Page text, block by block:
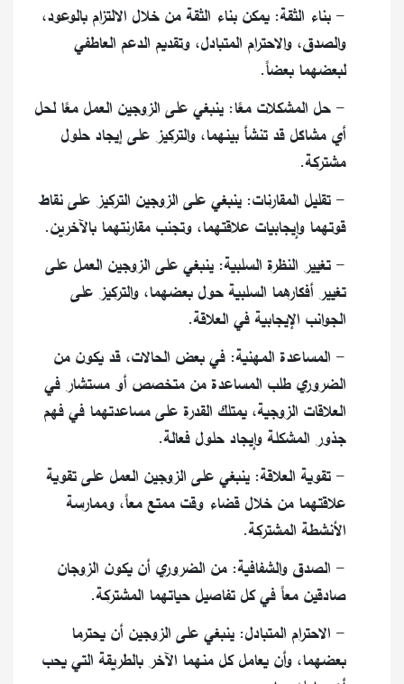
- بناء الثقة: يمكن بناء الثقة من خلال الالتزام بالوعود،
والصدق، والاحترام المتبادل، وتقديم الدعم العاطفي
لبعضهما بعضاً.
- حل المشكلات معًا: ينبغي على الزوجين العمل معًا لحل
أي مشاكل قد تنشأ بينهما، والتركيز على إيجاد حلول
مشتركة.
- تقليل المقارنات: ينبغي على الزوجين التركيز على نقاط
قوتهما وإيجابيات علاقتهما، وتجنب مقارنتهما بالآخرين.
- تغيير النظرة السلبية: ينبغي على الزوجين العمل على
تغيير أفكارهما السلبية حول بعضهما، والتركيز على
الجوانب الإيجابية في العلاقة.
- المساعدة المهنية: في بعض الحالات، قد يكون من
الضروري طلب المساعدة من متخصص أو مستشار في
العلاقات الزوجية، يمتلك القدرة على مساعدتهما في فهم
جذور المشكلة وإيجاد حلول فعالة.
- تقوية العلاقة: ينبغي على الزوجين العمل على تقوية
علاقتهما من خلال قضاء وقت ممتع معاً، وممارسة
الأنشطة المشتركة.
- الصدق والشفافية: من الضروري أن يكون الزوجان
صادقين معاً في كل تفاصيل حياتهما المشتركة.
- الاحترام المتبادل: ينبغي على الزوجين أن يحترما
بعضهما، وأن يعامل كل منهما الآخر بالطريقة التي يحب